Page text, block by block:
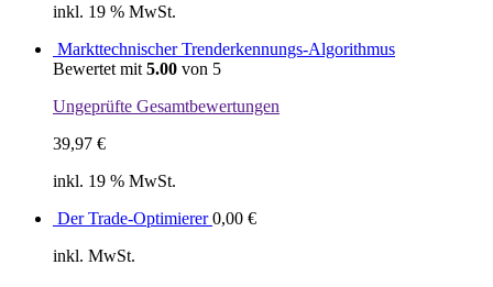
inkl. 19 % MwSt.
Markttechnischer Trenderkennungs-Algorithmus
Bewertet mit 5.00 von 5
Ungeprüfte Gesamtbewertungen
39,97 €
inkl. 19 % MwSt.
Der Trade-Optimierer 0,00 €
inkl. MwSt.